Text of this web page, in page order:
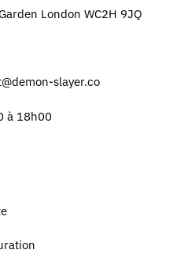
London WC2H 9JQ
slayer.co
à 18h00